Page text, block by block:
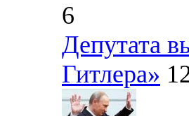
6
Депутата
Гитлера»